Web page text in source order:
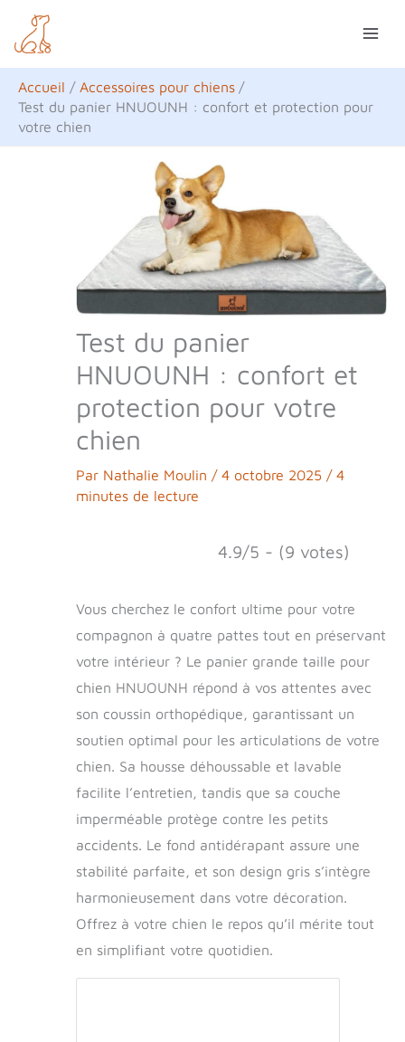
contenu
Accueil
Accessoires pour chiens
Test du panier HNUOUNH : confort et protection pour
votre chien
Test du panier
HNUOUNH : confort et
protection pour votre
chien
Par Nathalie Moulin / 4 octobre 2025 / 4
minutes de lecture
4.9/5 - (9 votes)
Vous cherchez le confort ultime pour votre
compagnon à quatre pattes tout en préservant
votre intérieur ? Le panier grande taille pour
chien HNUOUNH répond à vos attentes avec
son coussin orthopédique, garantissant un
soutien optimal pour les articulations de votre
chien. Sa housse déhoussable et lavable
facilite l’entretien, tandis que sa couche
imperméable protège contre les petits
accidents. Le fond antidérapant assure une
stabilité parfaite, et son design gris s’intègre
harmonieusement dans votre décoration.
Offrez à votre chien le repos qu’il mérite tout
en simplifiant votre quotidien.
e
c
h
e